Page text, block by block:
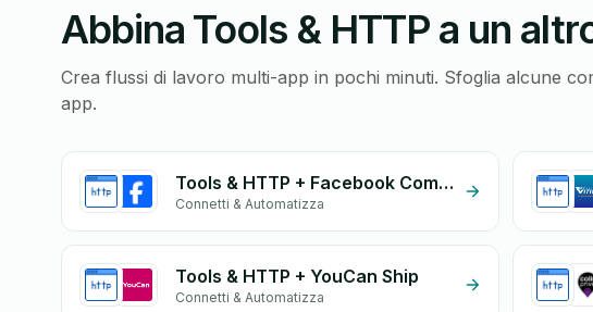
Abbina Tools & HTTP a un
Crea flussi di lavoro multi-app in pochi minuti. Sfoglia alcune
app.
Tools & HTTP + Facebook Commerce
Connetti & Automatizza
Tools & HTTP + YouCan Ship
Connetti & Automatizza